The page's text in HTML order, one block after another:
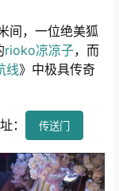
间，一位绝美狐
rioko凉凉子，而
线》中极具传奇
： 传送门